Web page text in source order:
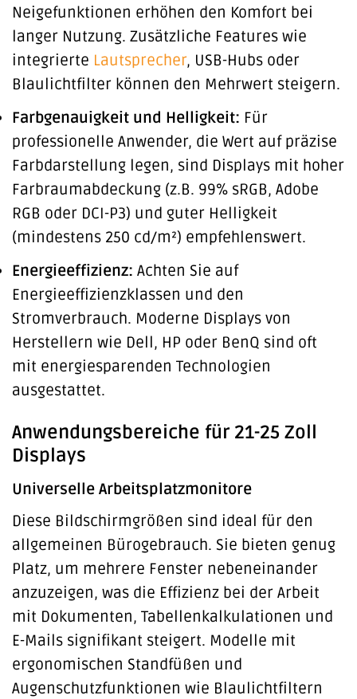
Neigefunktionen erhöhen den Komfort bei
langer Nutzung. Zusätzliche Features wie
integrierte Lautsprecher, USB-Hubs oder
Blaulichtfilter können den Mehrwert steigern.
Farbgenauigkeit und Helligkeit: Für
professionelle Anwender, die Wert auf präzise
Farbdarstellung legen, sind Displays mit hoher
Farbraumabdeckung (z.B. 99% sRGB, Adobe
RGB oder DCI-P3) und guter Helligkeit
(mindestens 250 cd/m²) empfehlenswert.
Energieeffizienz: Achten Sie auf
Energieeffizienzklassen und den
Stromverbrauch. Moderne Displays von
Herstellern wie Dell, HP oder BenQ sind oft
mit energiesparenden Technologien
ausgestattet.
Anwendungsbereiche für 21-25 Zoll
Displays
Universelle Arbeitsplatzmonitore
Diese Bildschirmgrößen sind ideal für den
allgemeinen Bürogebrauch. Sie bieten genug
Platz, um mehrere Fenster nebeneinander
anzuzeigen, was die Effizienz bei der Arbeit
mit Dokumenten, Tabellenkalkulationen und
E-Mails signifikant steigert. Modelle mit
ergonomischen Standfüßen und
Augenschutzfunktionen wie Blaulichtfiltern